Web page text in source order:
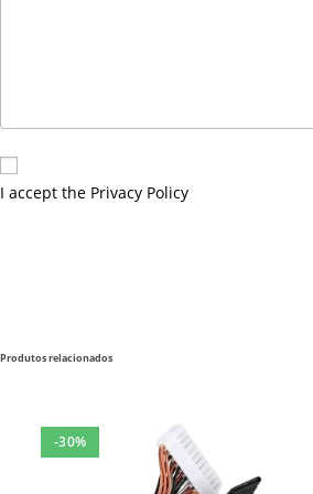
I accept the Privacy Policy
Produtos relacionados
-30%